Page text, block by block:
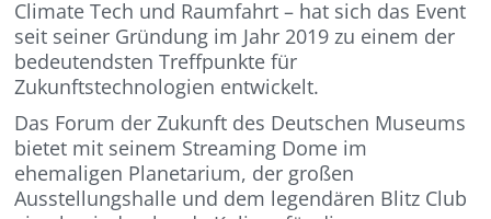
Climate Tech und Raumfahrt – hat sich das Event
seit seiner Gründung im Jahr 2019 zu einem der
bedeutendsten Treffpunkte für
Zukunftstechnologien entwickelt.
Das Forum der Zukunft des Deutschen Museums
bietet mit seinem Streaming Dome im
ehemaligen Planetarium, der großen
Ausstellungshalle und dem legendären Blitz Club